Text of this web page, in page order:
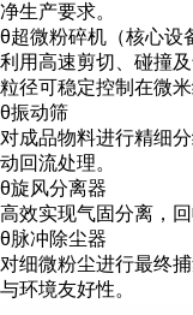
净生产要求。
θ超微粉碎机（核心设
利用高速剪切、碰撞
粒径可稳定控制在微
θ振动筛
对成品物料进行精细
动回流处理。
θ旋风分离器
高效实现气固分离，
θ脉冲除尘器
对细微粉尘进行最终
与环境友好性。